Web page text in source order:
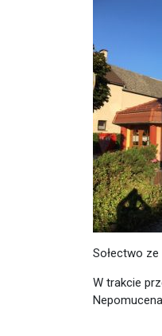
Sołectwo
W trakcie